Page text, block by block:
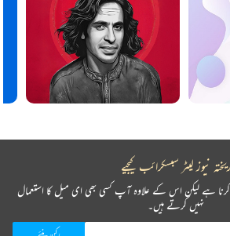
ریختہ نیوز لیٹر سبسکرائب کیجیے
ہے لیکن اس کے علاوہ آپ کسی بھی ای میل کا استعمال
نہیں کرتے ہیں۔